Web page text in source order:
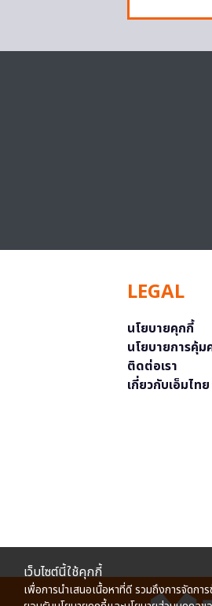
LEGAL
นโยบายคุกกี้
นโยบายการคุ้
ติดต่อเรา
เกี่ยวกับเอ็มไทย
เว็บไซต์นี้ใช้คุกกี้
เพื่อการนำเสนอเนื้อหาที่ดี รวมถึงการจัดก